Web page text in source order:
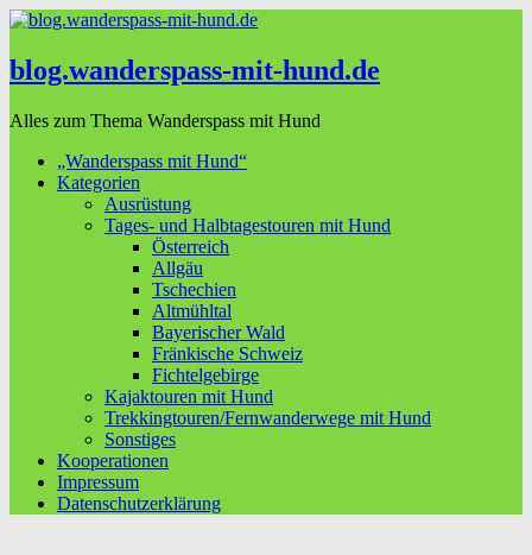
blog.wanderspass-mit-hund.de
Alles zum Thema Wanderspass mit Hund
„Wanderspass mit Hund“
Kategorien
Ausrüstung
Tages- und Halbtagestouren mit Hund
Österreich
Allgäu
Tschechien
Altmühltal
Bayerischer Wald
Fränkische Schweiz
Fichtelgebirge
Kajaktouren mit Hund
Trekkingtouren/Fernwanderwege mit Hund
Sonstiges
Kooperationen
Impressum
Datenschutzerklärung